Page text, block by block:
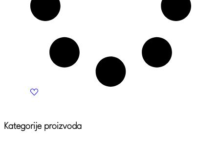
Kategorije proizvoda